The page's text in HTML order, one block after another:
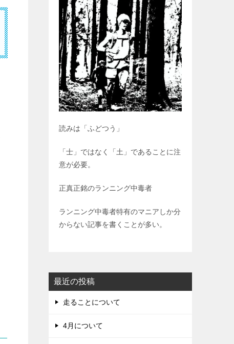
読みは「ふどつう」
「士」ではなく「土」であることに注
意が必要。
正真正銘のランニング中毒者
ランニング中毒者特有のマニアしか分
からない記事を書くことが多い。
最近の投稿
走ることについて
4月について